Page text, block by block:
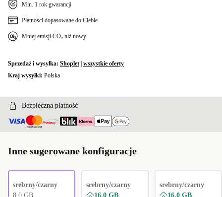
SE (QWERTY)
Min. 1 rok gwarancji
Płatności dopasowane do Ciebie
Mniej emisji CO₂ niż nowy
Sprzedaż i wysyłka: Shoplet wszystkie oferty
Kraj wysyłki: Polska
Bezpieczna płatność
Inne sugerowane konfiguracje
srebrny/czarny
8.0 GB
srebrny/czarny
16.0 GB
srebrny/czarny
16.0 GB